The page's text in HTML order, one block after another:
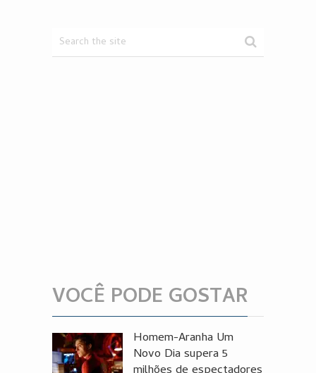
VOCÊ PODE GOSTAR
Homem-Aranha Um
Novo Dia supera 5